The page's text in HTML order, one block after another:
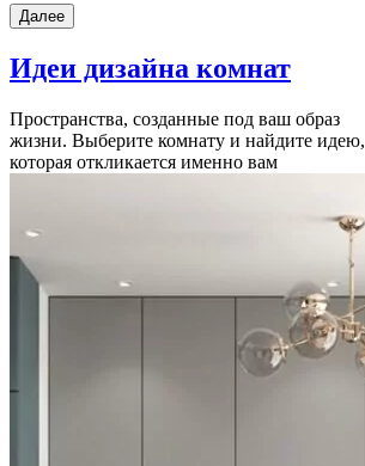
Идеи дизайна комнат
Пространства, созданные под ваш образ
жизни. Выберите комнату и найдите идею,
которая откликается именно вам